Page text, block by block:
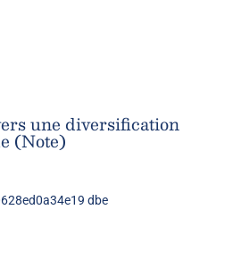
une diversification
(Note)